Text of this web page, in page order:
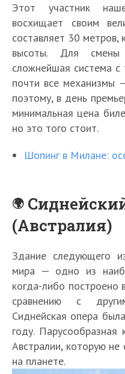
Этот участник
восхищает своим
составляет 30
высоты. Для смены
сложнейшая система с
почти все механизмы
поэтому, в день
минимальная цена
но это того стоит.
Шопинг в Милане:
(Австралия)
Здание следующего
мира — одно из
когда-либо построено
сравнению с
Сиднейская опера
году.
Австралии, которую
на планете.